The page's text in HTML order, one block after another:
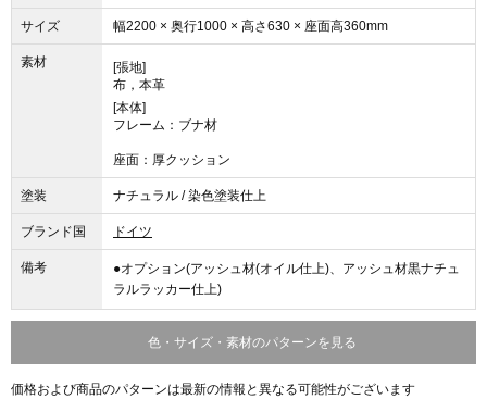
サイズ 幅2200 × 奥行1000 × 高さ630 × 座面高360mm
素材
[張地]
布，本革
[本体]
フレーム：ブナ材
座面：厚クッション
塗装 ナチュラル / 染色塗装仕上
ブランド国 ドイツ
備考
●オプション(アッシュ材(オイル仕上)、アッシュ材黒ナチュ
ラルラッカー仕上)
色・サイズ・素材のパターンを見る
価格および商品のパターンは最新の情報と異なる可能性がございます